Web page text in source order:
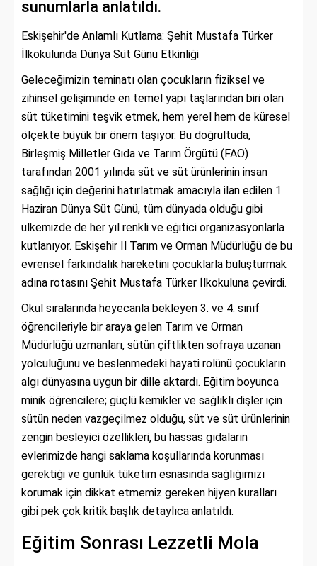
sunumlarla anlatıldı.
Eskişehir'de Anlamlı Kutlama: Şehit Mustafa Türker
İlkokulunda Dünya Süt Günü Etkinliği
Geleceğimizin teminatı olan çocukların fiziksel ve
zihinsel gelişiminde en temel yapı taşlarından biri olan
süt tüketimini teşvik etmek, hem yerel hem de küresel
ölçekte büyük bir önem taşıyor. Bu doğrultuda,
Birleşmiş Milletler Gıda ve Tarım Örgütü (FAO)
tarafından 2001 yılında süt ve süt ürünlerinin insan
sağlığı için değerini hatırlatmak amacıyla ilan edilen 1
Haziran Dünya Süt Günü, tüm dünyada olduğu gibi
ülkemizde de her yıl renkli ve eğitici organizasyonlarla
kutlanıyor. Eskişehir İl Tarım ve Orman Müdürlüğü de bu
evrensel farkındalık hareketini çocuklarla buluşturmak
adına rotasını Şehit Mustafa Türker İlkokuluna çevirdi.
Okul sıralarında heyecanla bekleyen 3. ve 4. sınıf
öğrencileriyle bir araya gelen Tarım ve Orman
Müdürlüğü uzmanları, sütün çiftlikten sofraya uzanan
yolculuğunu ve beslenmedeki hayati rolünü çocukların
algı dünyasına uygun bir dille aktardı. Eğitim boyunca
minik öğrencilere; güçlü kemikler ve sağlıklı dişler için
sütün neden vazgeçilmez olduğu, süt ve süt ürünlerinin
zengin besleyici özellikleri, bu hassas gıdaların
evlerimizde hangi saklama koşullarında korunması
gerektiği ve günlük tüketim esnasında sağlığımızı
korumak için dikkat etmemiz gereken hijyen kuralları
gibi pek çok kritik başlık detaylıca anlatıldı.
Eğitim Sonrası Lezzetli Mola